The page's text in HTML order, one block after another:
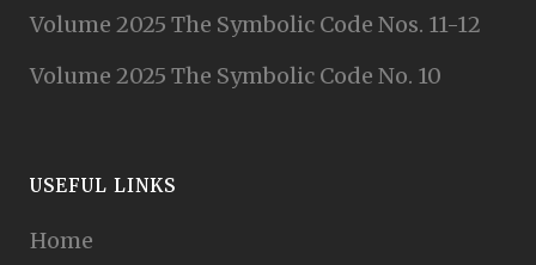
Volume 2025 The Symbolic Code Nos. 11-12
Volume 2025 The Symbolic Code No. 10
USEFUL LINKS
Home